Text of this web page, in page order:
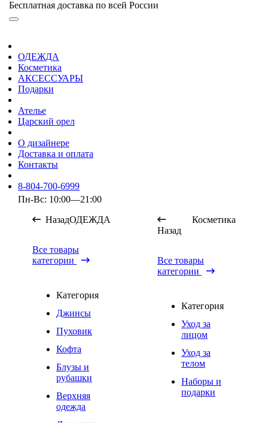
Бесплатная доставка по всей России
ОДЕЖДА
Косметика
АКСЕССУАРЫ
Подарки
Ателье
Царский орел
О дизайнере
Доставка и оплата
Контакты
8-804-700-6999
Пн-Вс: 10:00—21:00
НазадОДЕЖДА
Все товары
категории
Категория
Джинсы
Пуховик
Кофта
Блузы и
рубашки
Верхняя
одежда
Назад
Косметика
Все товары
категории
Категория
Уход за
лицом
Уход за
телом
Наборы и
подарки